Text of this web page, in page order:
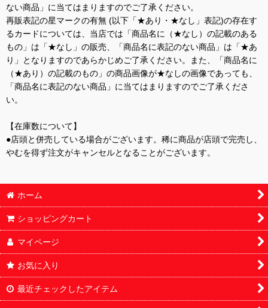
ない商品」に当てはまりますのでご了承ください。
再販表記の星マークの有無 (以下「★あり・★なし」表記)の存在す
るカードについては、当店では「商品名に（★なし）の記載のある
もの」は「★なし」の販売、「商品名に表記のない商品」は「★あ
り」となりますのであらかじめご了承ください。また、「商品名に
（★あり）の記載のもの」の商品画像が★なしの画像であっても、
「商品名に表記のない商品」に当てはまりますのでご了承くださ
い。
【在庫数について】
●店頭と併売している場合がございます。稀に商品が店頭で完売し、
やむを得ず注文がキャンセルとなることがございます。
ホーム
ショッピングカート
マイページ
お気に入り
最近チェックしたアイテム